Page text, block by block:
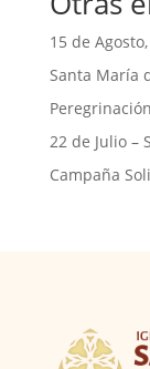
15 de
Santa María
22 de Julio –
Campaña